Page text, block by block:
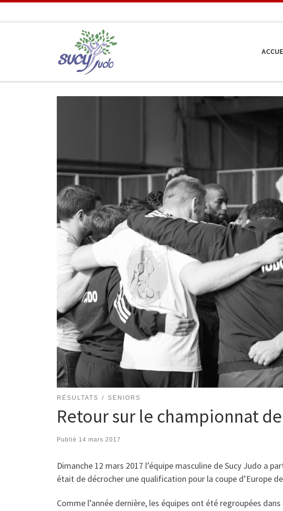
RÉSULTATS SENIORS
Retour sur le championnat
Publié 14 mars 2017
Dimanche 12 mars 2017 l’équipe masculine de Sucy Judo a
était de décrocher une qualification pour la coupe d’Europe
Comme l’année dernière, les équipes ont été regroupées